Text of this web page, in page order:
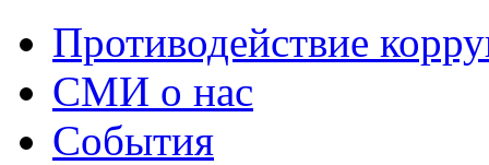
Противодействие
СМИ о нас
События